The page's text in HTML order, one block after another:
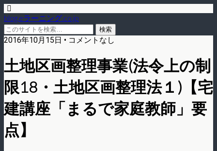
blog.eラーニング.co.jp
2016年10月15日 • コメントなし
土地区画整理事業(法令上の制
限18・土地区画整理法１)【宅
建講座「まるで家庭教師」要
点】